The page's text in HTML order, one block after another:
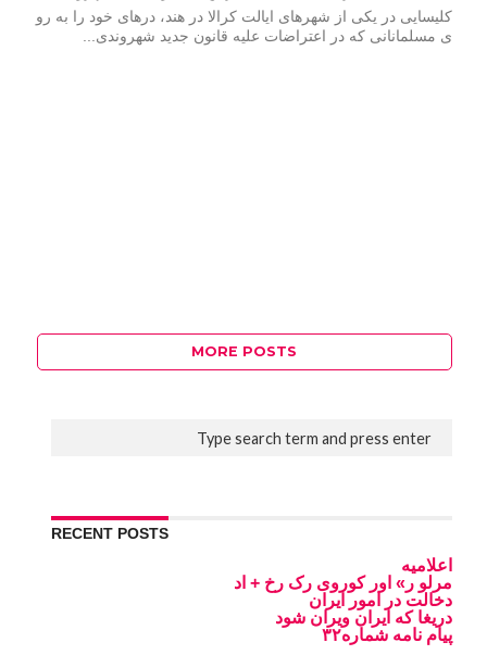
کلیسایی در یکی از شهرهای ایالت کرالا در هند، درهای خود را به رو
ی مسلمانانی که در اعتراضات علیه قانون جدید شهروندی...
MORE POSTS
RECENT POSTS
اعلامیه
مرلو ر» اور کوروی رک رخ + اد
دخالت در امور ایران
دریغا که ایران ویران شود
پیام نامه شماره۳۲